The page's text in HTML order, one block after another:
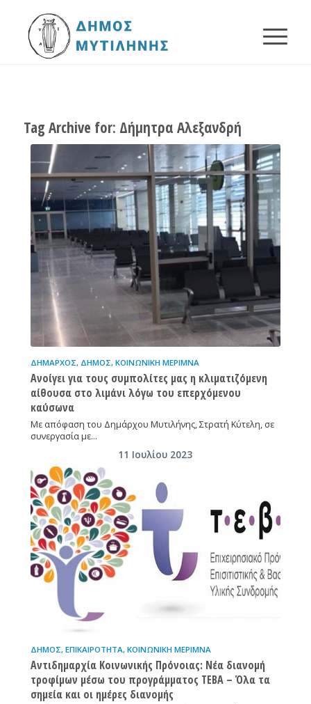
Tag Archive for: Δήμητρα Αλεξανδρή
ΔΉΜΑΡΧΟΣ, ΔΉΜΟΣ, ΚΟΙΝΩΝΙΚΉ ΜΈΡΙΜΝΑ
Ανοίγει για τους συμπολίτες μας η κλιματιζόμενη
αίθουσα στο λιμάνι λόγω του επερχόμενου
καύσωνα
Με απόφαση του Δημάρχου Μυτιλήνης, Στρατή Κύτελη, σε
συνεργασία με…
11 Ιουλίου 2023
ΔΉΜΟΣ, ΕΠΙΚΑΙΡΌΤΗΤΑ, ΚΟΙΝΩΝΙΚΉ ΜΈΡΙΜΝΑ
Αντιδημαρχία Κοινωνικής Πρόνοιας: Νέα διανομή
τροφίμων μέσω του προγράμματος ΤΕΒΑ – Όλα τα
σημεία και οι ημέρες διανομής